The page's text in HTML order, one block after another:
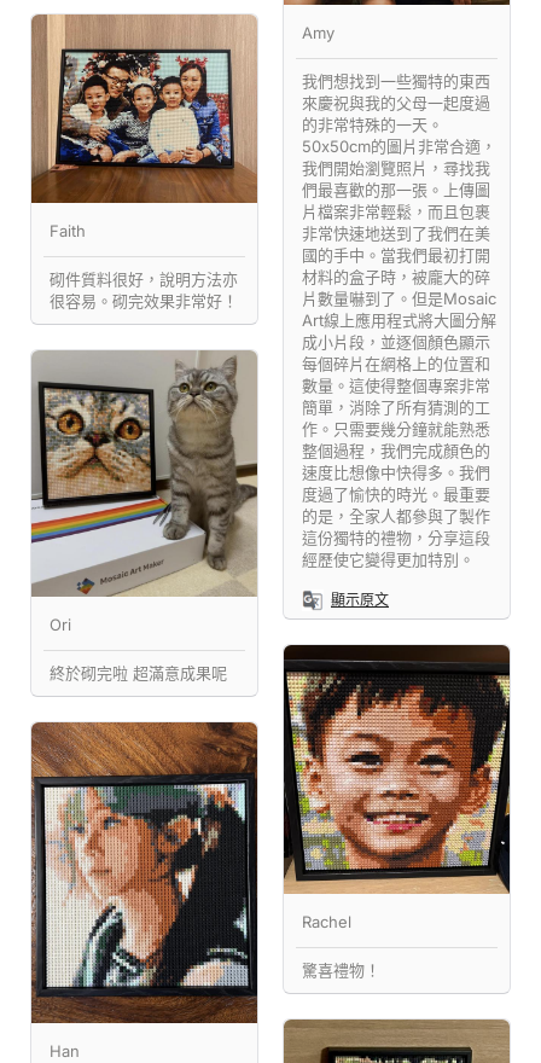
Amy
我們想找到一些獨特的東西
來慶祝與我的父母一起度過
的非常特殊的一天。
50x50cm的圖片非常合適，
我們開始瀏覽照片，尋找我
們最喜歡的那一張。上傳圖
片檔案非常輕鬆，而且包裹
非常快速地送到了我們在美
國的手中。當我們最初打開
材料的盒子時，被龐大的碎
片數量嚇到了。但是Mosaic
Art線上應用程式將大圖分解
成小片段，並逐個顏色顯示
每個碎片在網格上的位置和
數量。這使得整個專案非常
簡單，消除了所有猜測的工
作。只需要幾分鐘就能熟悉
整個過程，我們完成顏色的
速度比想像中快得多。我們
度過了愉快的時光。最重要
的是，全家人都參與了製作
這份獨特的禮物，分享這段
經歷使它變得更加特別。
顯示原文
Faith
砌件質料很好，說明方法亦
很容易。砌完效果非常好！
Ori
終於砌完啦 超滿意成果呢
Rachel
驚喜禮物！
Han